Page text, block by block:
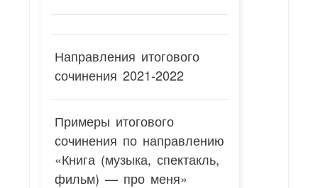
Направления итогового
сочинения 2021-2022
Примеры итогового
сочинения по направлению
«Книга (музыка, спектакль,
фильм) — про меня»